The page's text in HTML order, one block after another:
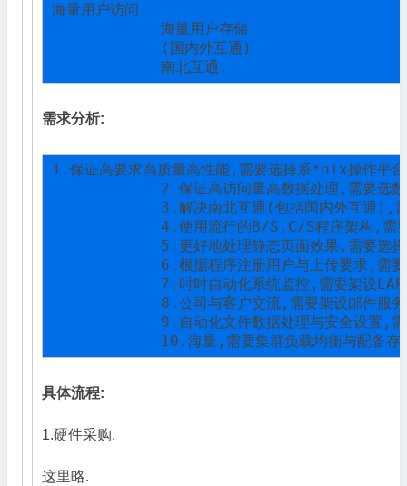
海量用户访问
            海量用户存储
            (国内外互通)
            南北互通.
需求分析:
1.保证高要求高质量高性能,需要选择系*nix操作
2.保证高访问量高数据处理,需要选
3.解决南北互通(包括国内外互通),
4.使用流行的B/S,C/S程序架构,需
5.更好地处理静态页面效果,需要选
6.根据程序注册用户与上传要求,需
7.时时自动化系统监控,需要架设
8.公司与客户交流,需要架设邮件
9.自动化文件数据处理与安全设置
10.海量,需要集群负载均衡与配备存
具体流程:
1.硬件采购.
这里略.